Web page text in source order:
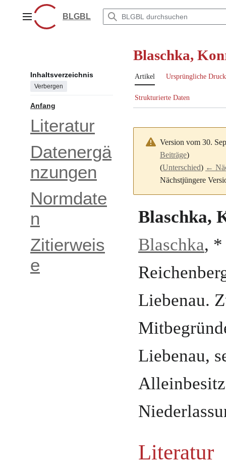
springenHauptmenüBLGBL
Inhaltsverzeichnis
Verbergen
Anfang
Literatur
Datenergä
nzungen
Normdate
n
Zitierweis
e
Blaschka,
Artikel Ursprüngliche
Strukturierte Daten
Version vom 30.
Beiträge)
(Unterschied) ←
Nächstjüngere
Blaschka,
Blaschka,
Liebenau.
Liebenau,
Literatur